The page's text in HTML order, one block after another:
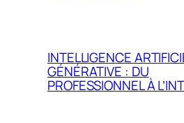
INTELLIGENCE
GÉNÉRATIVE : DU
PROFESSIONNEL À